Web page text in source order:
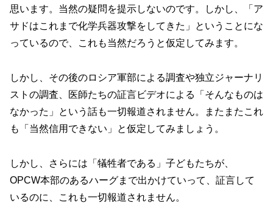
思います。当然の疑問を提示しないのです。しかし、「ア
サドはこれまで化学兵器攻撃をしてきた」ということにな
っているので、これも当然だろうと仮定してみます。
しかし、その後のロシア軍部による調査や独立ジャーナリ
ストの調査、医師たちの証言ビデオによる「そんなものは
なかった」という話も一切報道されません。またまたこれ
も「当然信用できない」と仮定してみましょう。
しかし、さらには「犠牲者である」子どもたちが、
OPCW本部のあるハーグまで出かけていって、証言して
いるのに、これも一切報道されません。